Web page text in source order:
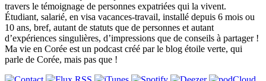
travers le témoignage de personnes expatriées qui la vivent.
Étudiant, salarié, en visa vacances-travail, installé depuis 6 mois ou
10 ans, bref, autant de statuts que de personnes et autant
d’expériences singulières, d’impressions que de conseils à partager !
Ma vie en Corée est un podcast créé par le blog étoile verte, qui
parle de Corée, mais pas que !